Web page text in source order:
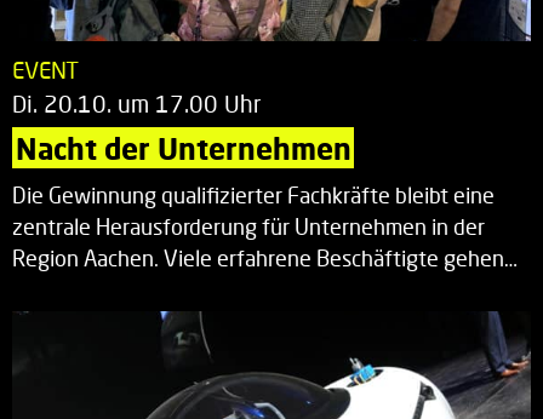
EVENT
Di. 20.10. um 17.00 Uhr
Nacht der Unternehmen
Die Gewinnung qualifizierter Fachkräfte bleibt eine
zentrale Herausforderung für Unternehmen in der
Region Aachen. Viele erfahrene Beschäftigte gehen…